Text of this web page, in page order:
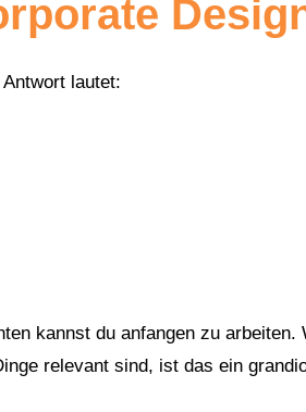
lautet:
kannst du anfangen zu
relevant sind, ist das ein